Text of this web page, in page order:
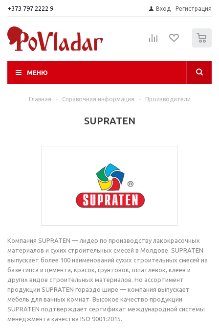
+373 797 2222 9 Вход Регистрация
МЕНЮ
Главная - Справочная информация - Производители
SUPRATEN
Компания SUPRATEN — лидер по производству лакокрасочных
материалов и сухих строительных смесей в Молдове. SUPRATEN
выпускает более 100 наименований сухих строительных смесей на
базе гипса и цемента, красок, грунтовок, шпатлевок, клеев и
других видов строительных материалов. Но ассортимент
продукции SUPRATEN гораздо шире — компания выпускает
мебель для ванных комнат. Высокое качество продукции
SUPRATEN подтверждает сертификат международной системы
менеджмента качества ISO 9001:2015.